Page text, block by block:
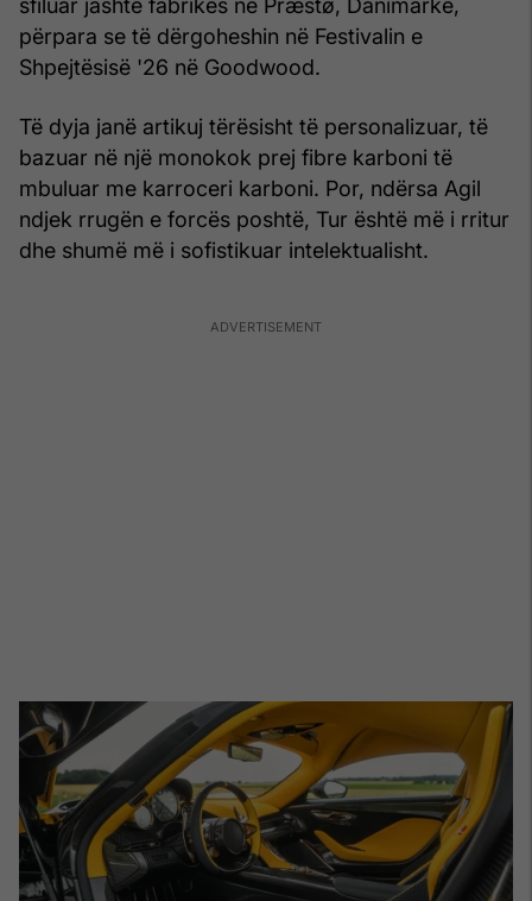
përpara se të dërgoheshin në Festivalin e
Shpejtësisë '26 në Goodwood.
Të dyja janë artikuj tërësisht të personalizuar, të
bazuar në një monokok prej fibre karboni të
mbuluar me karroceri karboni. Por, ndërsa Agil
ndjek rrugën e forcës poshtë, Tur është më i rritur
dhe shumë më i sofistikuar intelektualisht.